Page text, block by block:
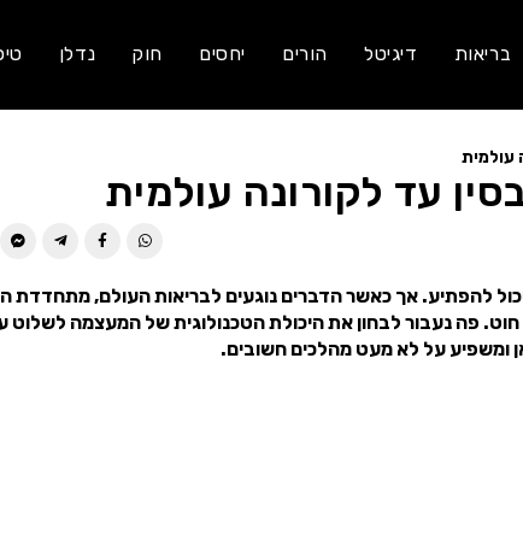
בריאות דיגיטל הורים יחסים חוק נדלן
עולמית
עד לקורונה עולמית
להפתיע. אך כאשר הדברים נוגעים לבריאות העולם, מתחדדת
פה נעבור לבחון את היכולת הטכנולוגית של המעצמה לשלוט
ומשפיע על לא מעט מהלכים חשובים.